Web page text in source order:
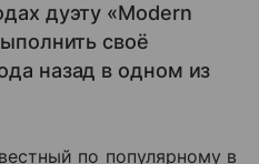
дуэту «Modern
своё
назад в одном из
по популярному в